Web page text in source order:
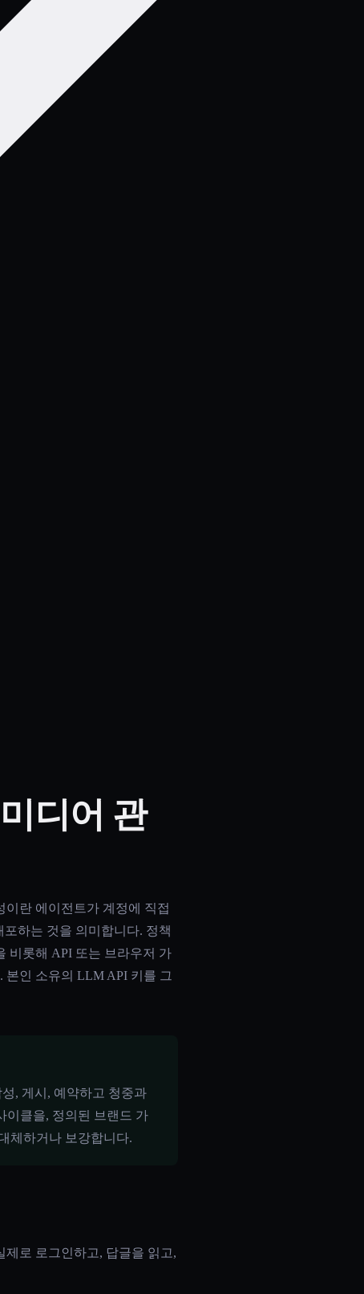
디어 관
란 에이전트가 계정에 직접
하는 것을 의미합니다. 정책
비롯해 API 또는 브라우저 가
인 소유의 LLM API 키를 그
, 게시, 예약하고 청중과
이클을, 정의된 브랜드 가
체하거나 보강합니다.
제로 로그인하고, 답글을 읽고,